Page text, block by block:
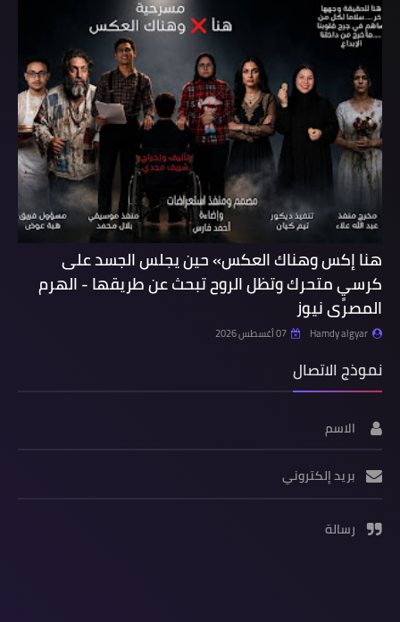
هنا إكس وهناك العكس» حين يجلس الجسد على
كرسيٍ متحرك وتظل الروح تبحث عن طريقها - الهرم
المصرى نيوز
Hamdy algyar 07 أغسطس 2026
نموذج الاتصال
الاسم
بريد إلكتروني
رسالة